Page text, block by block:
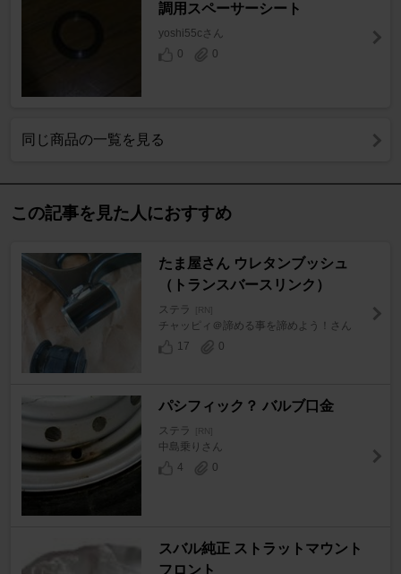
調用スペーサーシート
yoshi55cさん
0
0
同じ商品の一覧を見る
この記事を見た人におすすめ
たま屋さん ウレタンブッシュ
（トランスバースリンク）
ステラ [RN]
チャッピィ＠諦める事を諦めよう！さん
17
0
パシフィック？ バルブ口金
ステラ [RN]
中島乗りさん
4
0
スバル純正 ストラットマウント
フロント